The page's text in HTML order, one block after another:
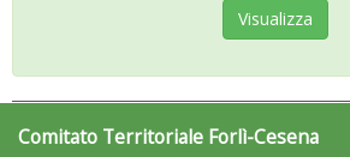
Visualizza
Comitato Territoriale Forlì-Cesena